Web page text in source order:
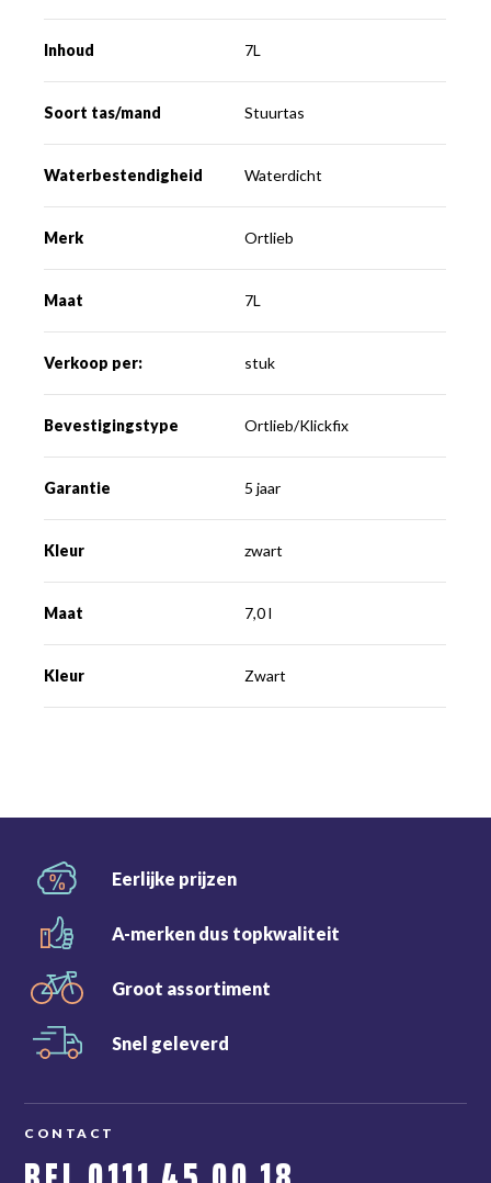
Inhoud 7L
Soort tas/mand Stuurtas
Waterbestendigheid Waterdicht
Merk Ortlieb
Maat 7L
Verkoop per: stuk
Bevestigingstype Ortlieb/Klickfix
Garantie 5 jaar
Kleur zwart
Maat 7,0 l
Kleur Zwart
Eerlijke prijzen
A-merken dus topkwaliteit
Groot assortiment
Snel geleverd
CONTACT